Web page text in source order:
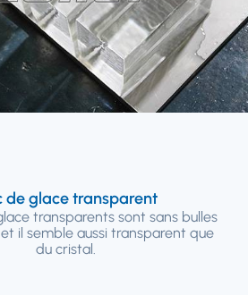
de glace transparent
transparents sont sans bulles
il semble aussi transparent que
du cristal.